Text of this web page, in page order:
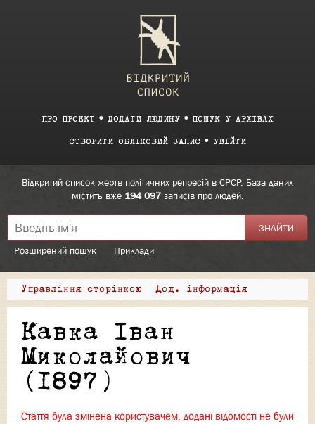
ПРО ПРОЕКТ ДОДАТИ ЛЮДИНУ ПОШУК У АРХІВАХ
СТВОРИТИ ОБЛІКОВИЙ ЗАПИС УВІЙТИ
Відкритий список жертв політичних репресій в СРСР. База даних
містить вже 194 097записів про людей.
Розширений пошук Приклади
Управління сторінкою Дод. інформація |
Кавка Іван
Миколайович
(1897)
Стаття була змінена користувачем, додані відомості не були